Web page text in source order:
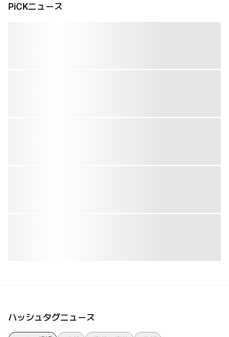
PiCKニュース
ハッシュタグニュース